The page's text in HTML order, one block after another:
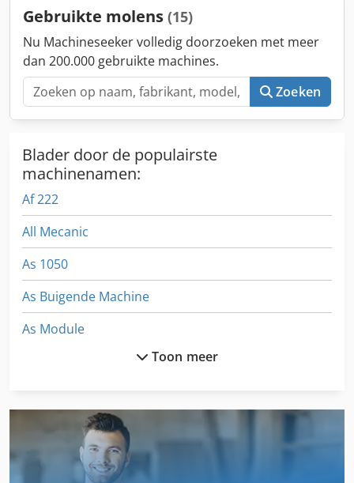
Gebruikte molens (15)
Nu Machineseeker volledig doorzoeken met meer
dan 200.000 gebruikte machines.
Zoeken
Blader door de populairste
machinenamen:
Af 222
All Mecanic
As 1050
As Buigende Machine
As Module
Generator
Toon meer